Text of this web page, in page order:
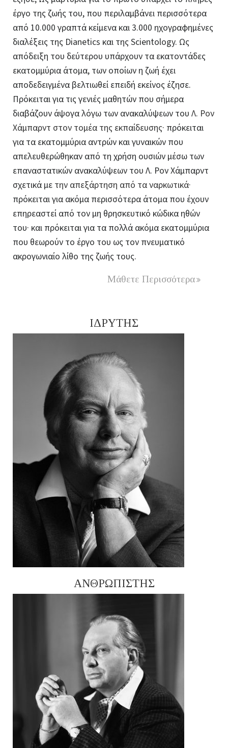
έργο της ζωής του, που περιλαμβάνει περισσότερα
από 10.000 γραπτά κείμενα και 3.000 ηχογραφημένες
διαλέξεις της Dianetics και της Scientology. Ως
απόδειξη του δεύτερου υπάρχουν τα εκατοντάδες
εκατομμύρια άτομα, των οποίων η ζωή έχει
αποδεδειγμένα βελτιωθεί επειδή εκείνος έζησε.
Πρόκειται για τις γενιές μαθητών που σήμερα
διαβάζουν άψογα λόγω των ανακαλύψεων του Λ. Ρον
Χάμπαρντ στον τομέα της εκπαίδευσης· πρόκειται
για τα εκατομμύρια αντρών και γυναικών που
απελευθερώθηκαν από τη χρήση ουσιών μέσω των
επαναστατικών ανακαλύψεων του Λ. Ρον Χάμπαρντ
σχετικά με την απεξάρτηση από τα ναρκωτικά·
πρόκειται για ακόμα περισσότερα άτομα που έχουν
επηρεαστεί από τον μη θρησκευτικό κώδικα ηθών
του· και πρόκειται για τα πολλά ακόμα εκατομμύρια
που θεωρούν το έργο του ως τον πνευματικό
ακρογωνιαίο λίθο της ζωής τους.
Μάθετε Περισσότερα
ΙΔΡΥΤΗΣ
ΑΝΘΡΩΠΙΣΤΗΣ